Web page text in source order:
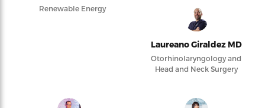
Renewable Energy
Laureano Giraldez MD
Otorhinolaryngology and
Head and Neck Surgery